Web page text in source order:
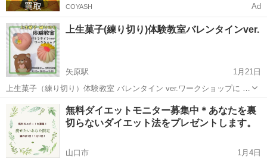
COYASH Ad
上生菓子(練り切り)体験教室バレンタインver.
矢原駅
1月21日
上生菓子（練り切り）体験教室 バレンタイン ver.ワークショップに 参
加したい方募集しております！ 10歳以上の方対象です 3種類つくりま
す！参加費¥3000 くまはチョコあんになります。 まりとハートは中の
餡を選べま...
山口 山口市 矢原駅 和菓子 練り切り
無料ダイエットモニター募集中＊あなたを裏
切らないダイエット法をプレゼントします。
山口市 1月4日